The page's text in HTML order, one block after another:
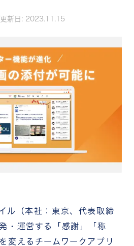
更新日: 2023.11.15
ル（本社：東京、代表取締
・運営する「感謝」「称
変えるチームワークアプリ